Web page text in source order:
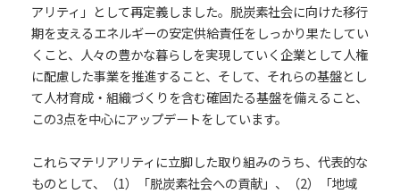
アリティ」として再定義しました。脱炭素社会に向けた移行
期を支えるエネルギーの安定供給責任をしっかり果たしてい
くこと、人々の豊かな暮らしを実現していく企業として人権
に配慮した事業を推進すること、そして、それらの基盤とし
て人材育成・組織づくりを含む確固たる基盤を備えること、
この3点を中心にアップデートをしています。
これらマテリアリティに立脚した取り組みのうち、代表的な
ものとして、（1）「脱炭素社会への貢献」、（2）「地域